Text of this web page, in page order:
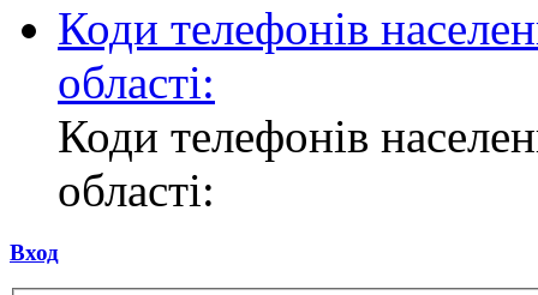
Коди телефонів
області:
Коди телефонів
області:
Вход